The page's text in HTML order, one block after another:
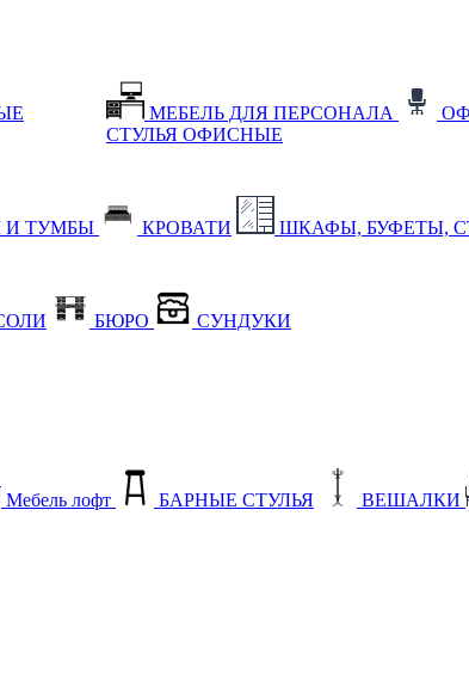
МЕБЕЛЬ ДЛЯ ПЕРСОНАЛА
СТУЛЬЯ ОФИСНЫЕ
ТУМБЫ КРОВАТИ ШКАФЫ, БУФЕТЫ,
БЮРО СУНДУКИ
Мебель лофт БАРНЫЕ СТУЛЬЯ ВЕШАЛКИ